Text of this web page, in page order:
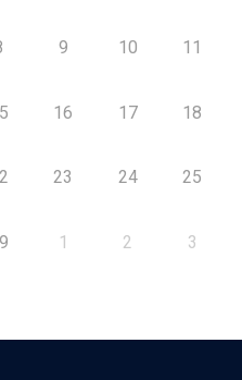
9 10 11
16 17 18
23 24 25
1 2 3